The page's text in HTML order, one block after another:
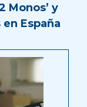
Monos’ y
España